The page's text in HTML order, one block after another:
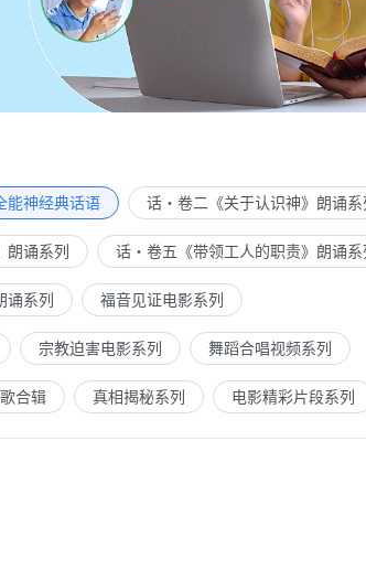
能神经典话语 话・卷二《关于认识神》朗诵系
朗诵系列 话・卷五《带领工人的职责》朗诵系
诵系列 福音见证电影系列
宗教迫害电影系列 舞蹈合唱视频系列
合辑 真相揭秘系列 电影精彩片段系列